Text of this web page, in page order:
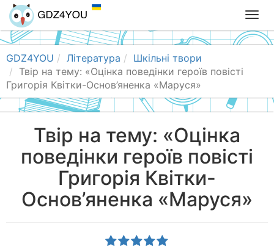
T
o
g
n
a
g
a
GDZ4YOU Література
Шкільні твори
Твір на тему: «Оцінка поведінки героїв повісті
Григорія Квітки-Основ’яненка «Маруся»
Твір на тему: «Оцінка
поведінки героїв повісті
Григорія Квітки-
Основ’яненка «Маруся»